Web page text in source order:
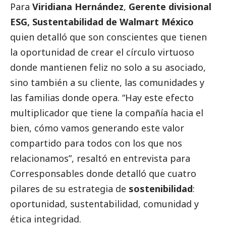
Para Viridiana Hernández, Gerente divisional
ESG, Sustentabilidad de Walmart México
quien detalló que son conscientes que tienen
la oportunidad de crear el círculo virtuoso
donde mantienen feliz no solo a su asociado,
sino también a su cliente, las comunidades y
las familias donde opera. “Hay este efecto
multiplicador que tiene la compañía hacia el
bien, cómo vamos generando este valor
compartido para todos con los que nos
relacionamos”, resaltó en entrevista para
Corresponsables donde detalló que cuatro
pilares de su estrategia de sostenibilidad:
oportunidad, sustentabilidad, comunidad y
ética integridad.